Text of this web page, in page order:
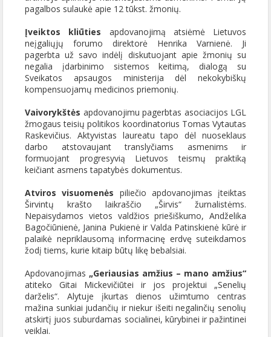
pagalbos sulaukė apie 12 tūkst. žmonių.
Įveiktos kliūties apdovanojimą atsiėmė Lietuvos
neįgaliųjų forumo direktorė Henrika Varnienė. Ji
pagerbta už savo indėlį diskutuojant apie žmonių su
negalia įdarbinimo sistemos keitimą, dialogą su
Sveikatos apsaugos ministerija dėl nekokybiškų
kompensuojamų medicinos priemonių.
Vaivorykštės apdovanojimu pagerbtas asociacijos LGL
žmogaus teisių politikos koordinatorius Tomas Vytautas
Raskevičius. Aktyvistas laureatu tapo dėl nuoseklaus
darbo atstovaujant translyčiams asmenims ir
formuojant progresyvią Lietuvos teismų praktiką
keičiant asmens tapatybės dokumentus.
Atviros visuomenės piliečio apdovanojimas įteiktas
Širvintų krašto laikraščio „Širvis“ žurnalistėms.
Nepaisydamos vietos valdžios priešiškumo, Andželika
Bagočiūnienė, Janina Pukienė ir Valda Patinskienė kūrė ir
palaikė nepriklausomą informacinę erdvę suteikdamos
žodį tiems, kurie kitaip būtų likę bebalsiai.
Apdovanojimas „Geriausias amžius – mano amžius“
atiteko Gitai Mickevičiūtei ir jos projektui „Senelių
darželis“. Alytuje įkurtas dienos užimtumo centras
mažina sunkiai judančių ir niekur išeiti negalinčių senolių
atskirtį juos suburdamas socialinei, kūrybinei ir pažintinei
veiklai.